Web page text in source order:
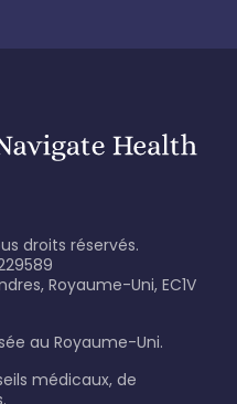
droits réservés.
Royaume-Uni, EC1V
au Royaume-Uni.
médicaux, de